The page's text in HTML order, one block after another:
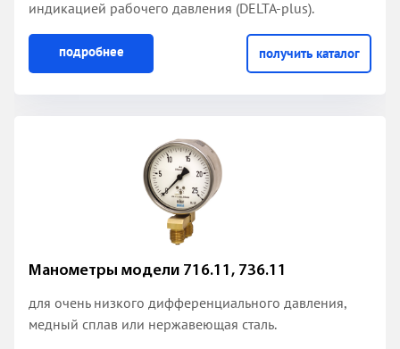
индикацией рабочего давления (DELTA-plus).
подробнее получить каталог
Манометры модели 716.11, 736.11
для очень низкого дифференциального давления,
медный сплав или нержавеющая сталь.